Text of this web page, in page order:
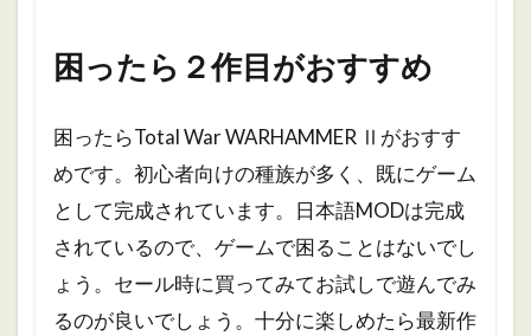
困ったら２作目がおすすめ
困ったらTotal War WARHAMMER Ⅱがおすす
めです。初心者向けの種族が多く、既にゲーム
として完成されています。日本語MODは完成
されているので、ゲームで困ることはないでし
ょう。セール時に買ってみてお試しで遊んでみ
るのが良いでしょう。十分に楽しめたら最新作